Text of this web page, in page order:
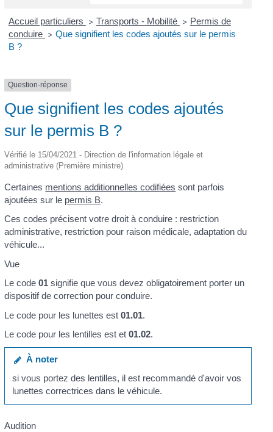
Accueil particuliers > Transports - Mobilité > Permis de
conduire > Que signifient les codes ajoutés sur le permis
B ?
Question-réponse
Que signifient les codes ajoutés
sur le permis B ?
Vérifié le 15/04/2021 - Direction de l'information légale et
administrative (Première ministre)
Certaines mentions additionnelles codifiées sont parfois
ajoutées sur le permis B.
Ces codes précisent votre droit à conduire : restriction
administrative, restriction pour raison médicale, adaptation du
véhicule...
Vue
Le code01 signifie que vous devez obligatoirement porter un
dispositif de correction pour conduire.
Le code pour les lunettes est01.01.
Le code pour les lentilles est et01.02.
À noter
si vous portez des lentilles, il est recommandé d'avoir vos
lunettes correctrices dans le véhicule.
Audition